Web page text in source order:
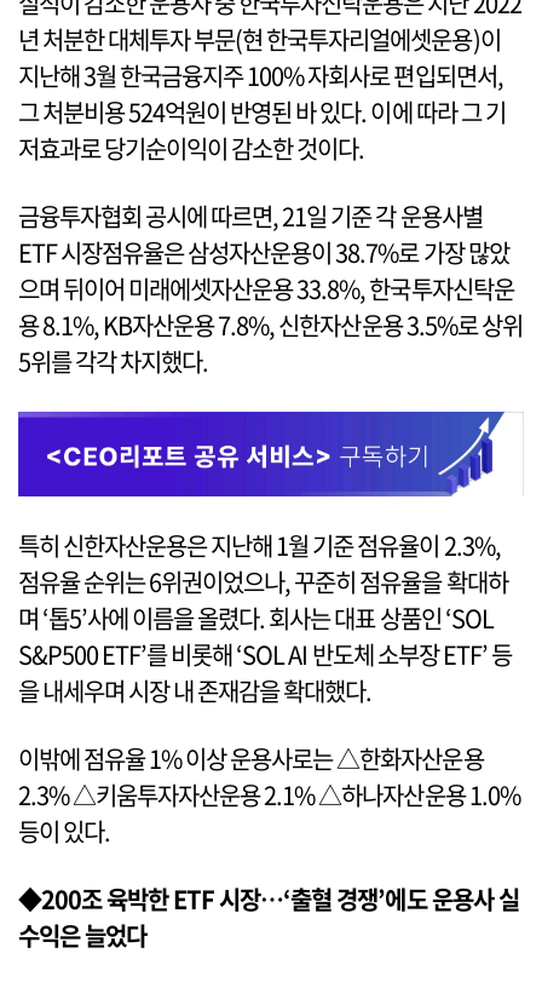
년 처분한 대체투자 부문(현 한국투자리얼에셋운용)이
지난해 3월 한국금융지주 100% 자회사로 편입되면서,
그 처분비용 524억원이 반영된 바 있다. 이에 따라 그 기
저효과로 당기순이익이 감소한 것이다.
금융투자협회 공시에 따르면, 21일 기준 각 운용사별
ETF 시장점유율은 삼성자산운용이 38.7%로 가장 많았
으며 뒤이어 미래에셋자산운용 33.8%, 한국투자신탁운
용 8.1%, KB자산운용 7.8%, 신한자산운용 3.5%로 상위
5위를 각각 차지했다.
특히 신한자산운용은 지난해 1월 기준 점유율이 2.3%,
점유율 순위는 6위권이었으나, 꾸준히 점유율을 확대하
며 ‘톱5’사에 이름을 올렸다. 회사는 대표 상품인 ‘SOL
S&P500 ETF’를 비롯해 ‘SOL AI 반도체 소부장 ETF’ 등
을 내세우며 시장 내 존재감을 확대했다.
이밖에 점유율 1% 이상 운용사로는 △한화자산운용
2.3% △키움투자자산운용 2.1% △하나자산운용 1.0%
등이 있다.
◆200조 육박한 ETF 시장…‘출혈 경쟁’에도 운용사 실
수익은 늘었다